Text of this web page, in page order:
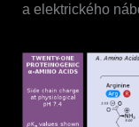
a elektrického